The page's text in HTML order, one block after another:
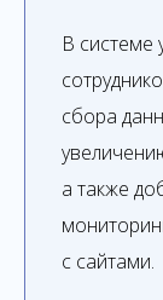
В системе
сбора
а также
с сайтами.